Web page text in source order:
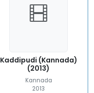
Kaddipudi (Kannada)
(2013)
Kannada
2013